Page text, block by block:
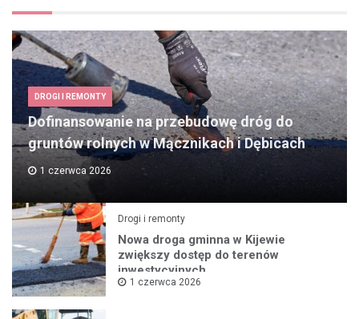
DROGI I REMONTY
Dofinansowanie na przebudowę dróg do
gruntów rolnych w Mącznikach i Dębicach
1 czerwca 2026
Drogi i remonty
Nowa droga gminna w Kijewie
zwiększy dostęp do terenów
inwestycyjnych
1 czerwca 2026